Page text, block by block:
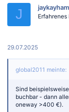
:
J jaykayham
29.07.2025
global2011 meinte:
Sind
buchbar - dann
oneway >400 €).